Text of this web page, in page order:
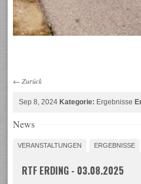
← Zurück
Sep 8, 2024Kategorie: Ergebnisse
News
VERANSTALTUNGEN ERGEBNISSE
RTF ERDING - 03.08.2025